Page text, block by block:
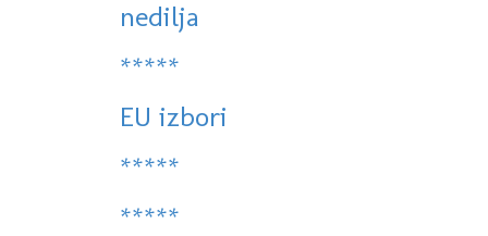
nedilja
*****
EU izbori
*****
*****